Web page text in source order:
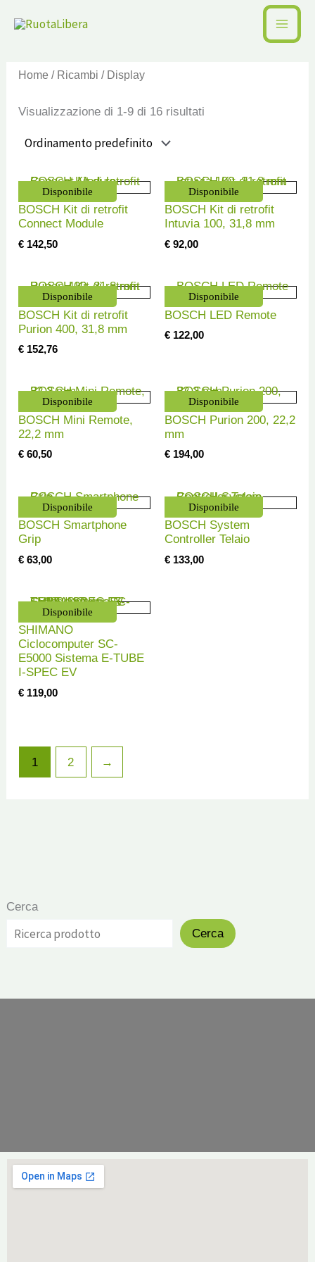
Cerca
Cerca
Home / Ricambi / Display
Visualizzazione di 1-9 di 16 risultati
Disponibile
BOSCH Kit di retrofit
Connect Module
€ 142,50
Disponibile
BOSCH Kit di retrofit
Intuvia 100, 31,8 mm
€ 92,00
Disponibile
BOSCH Kit di retrofit
Purion 400, 31,8 mm
€ 152,76
Disponibile
BOSCH LED Remote
€ 122,00
Disponibile
BOSCH Mini Remote,
22,2 mm
€ 60,50
Disponibile
BOSCH Purion 200, 22,2
mm
€ 194,00
Disponibile
BOSCH Smartphone
Grip
€ 63,00
Disponibile
BOSCH System
Controller Telaio
€ 133,00
Disponibile
SHIMANO
Ciclocomputer SC-
E5000 Sistema E-TUBE
I-SPEC EV
€ 119,00
1 2 →